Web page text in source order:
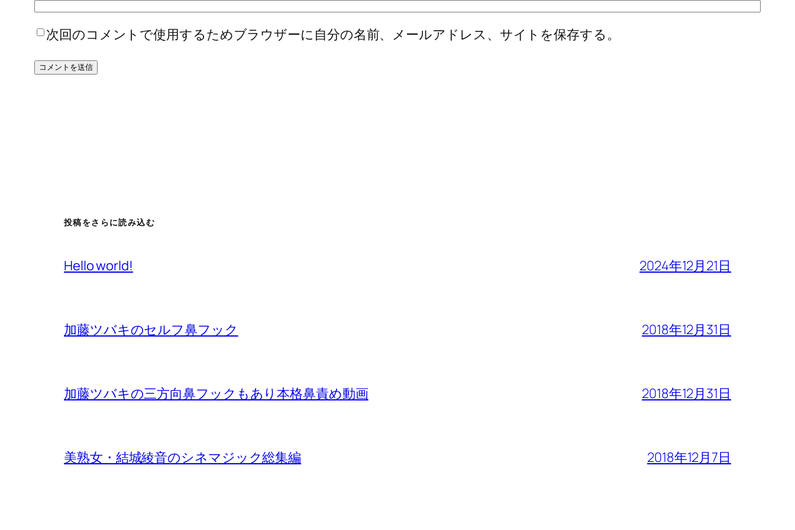
次回のコメントで使用するためブラウザーに自分の名前、メールアドレス、サイトを保存する。
投稿をさらに読み込む
Hello world! 2024年12月21日
加藤ツバキのセルフ鼻フック 2018年12月31日
加藤ツバキの三方向鼻フックもあり本格鼻責め動画 2018年12月31日
美熟女・結城綾音のシネマジック総集編 2018年12月7日